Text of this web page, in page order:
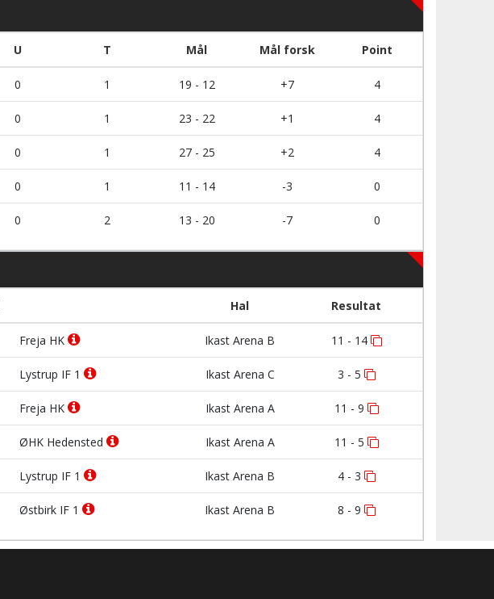
U T Mål Mål forsk Point
0 1 19 - 12 +7 4
0 1 23 - 22 +1 4
0 1 27 - 25 +2 4
0 1 11 - 14 -3 0
0 2 13 - 20 -7 0
Hal Resultat
Freja HK Ikast Arena B 11 - 14
Lystrup IF 1 Ikast Arena C 3 - 5
Freja HK Ikast Arena A 11 - 9
ØHK Hedensted Ikast Arena A 11 - 5
Lystrup IF 1 Ikast Arena B 4 - 3
Østbirk IF 1 Ikast Arena B 8 - 9